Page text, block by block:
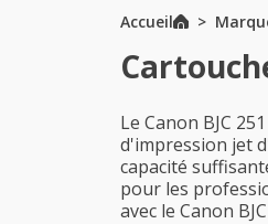
Accueil
Le Canon BJC
d'impression jet
capacité
pour les
avec le Canon